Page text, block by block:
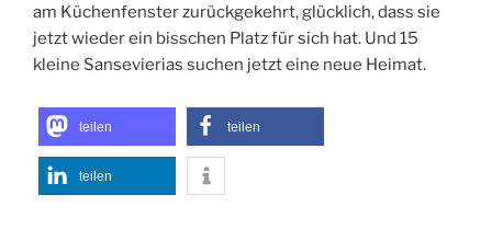
am Küchenfenster zurückgekehrt, glücklich, dass sie
jetzt wieder ein bisschen Platz für sich hat. Und 15
kleine Sansevierias suchen jetzt eine neue Heimat.
teilen teilen
teilen